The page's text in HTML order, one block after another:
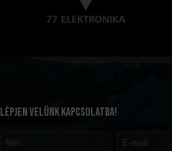
LÉPJEN VELÜNK KAPCSOLATBA!